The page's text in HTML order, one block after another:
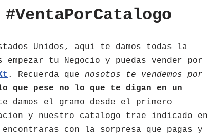
Unidos, aqui te damos todas la
empezar tu Negocio y puedas vender por
. Recuerda que nosotos te vendemos por
que pese no lo que te digan en un
damos el gramo desde el primero
y nuestro catalogo trae indicado en
con la sorpresa que pagas y